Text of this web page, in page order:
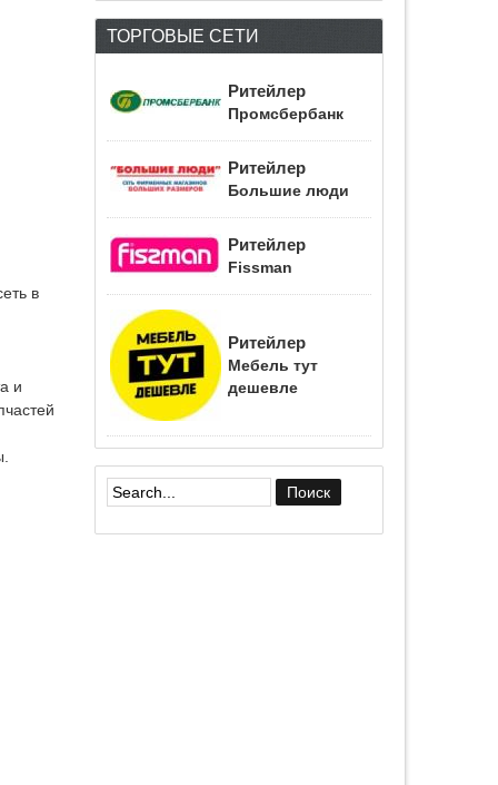
в
и
ТОРГОВЫЕ СЕТИ
Ритейлер
Промсбербанк
Ритейлер
Большие люди
Ритейлер
Fissman
Ритейлер
Мебель тут
дешевле
Форма поиска